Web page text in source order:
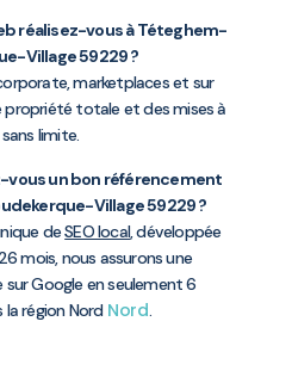
réalisez-vous à Téteghem-
Village 59229 ?
marketplaces et sur
propriété totale et des mises à
limite.
un bon référencement
Village 59229 ?
deSEO local, développée
mois, nous assurons une
Google en seulement 6
la région Nord Nord.